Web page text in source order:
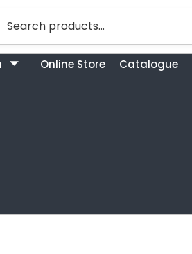
Online Store Catalogue